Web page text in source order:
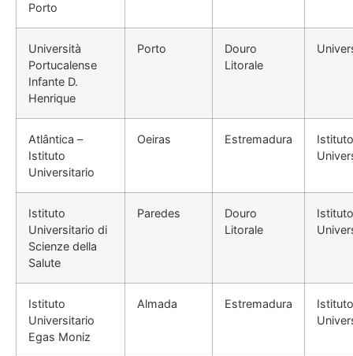
Porto
Università
Portucalense
Infante D.
Henrique
Porto
Douro
Litorale
Atlântica –
Istituto
Universitario
Oeiras Estremadura
Istituto
Istituto
Universitario di
Scienze della
Salute
Paredes
Douro
Litorale
Istituto
Istituto
Universitario
Egas Moniz
Almada Estremadura
Istituto